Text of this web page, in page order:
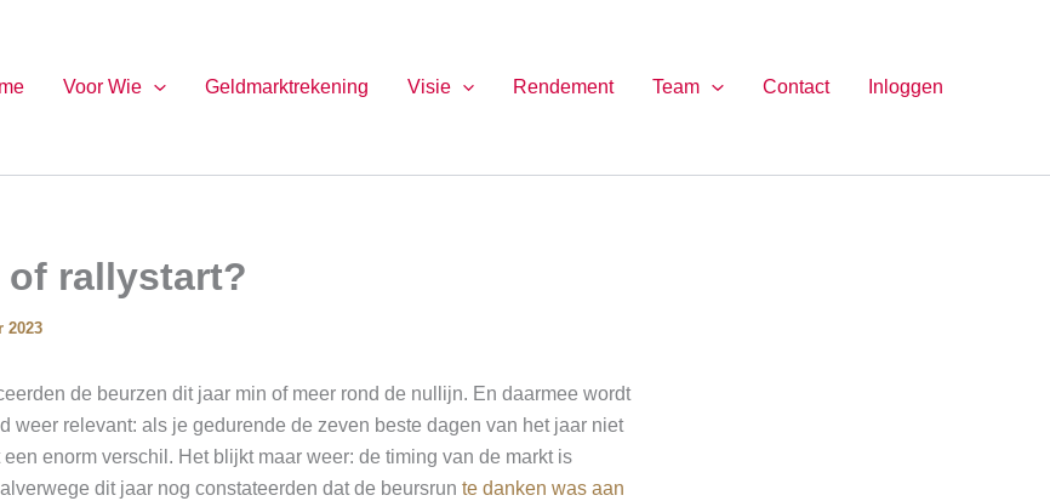
Voor Wie Geldmarktrekening Visie Rendement Team Contact Inloggen
rallystart?
2023
de beurzen dit jaar min of meer rond de nullijn. En daarmee wordt
weer relevant: als je gedurende de zeven beste dagen van het jaar niet
enorm verschil. Het blijkt maar weer: de timing van de markt is
dit jaar nog constateerden dat de beursrun te danken was aan